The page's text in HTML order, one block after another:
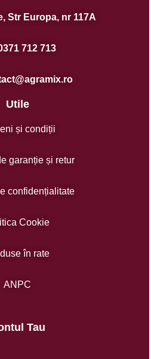
Str Europa, nr 117A
712 713
Utile
și condiții
garanție și retur
confidențialitate
Cookie
în rate
ANPC
Tau